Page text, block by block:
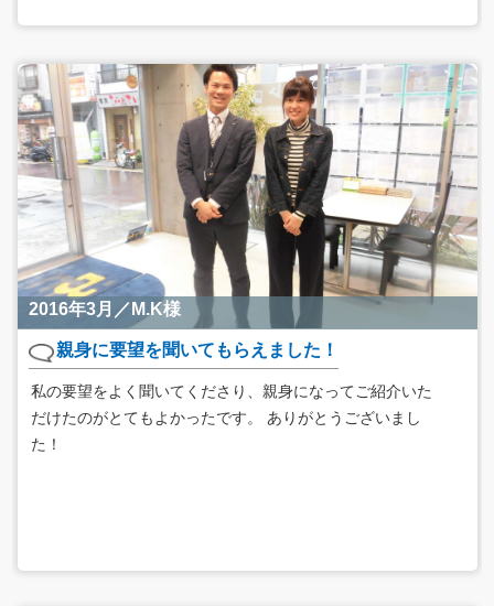
2016年3月／M.K様
親身に要望を聞いてもらえました！
私の要望をよく聞いてくださり、親身になってご紹介いた
だけたのがとてもよかったです。 ありがとうございまし
た！